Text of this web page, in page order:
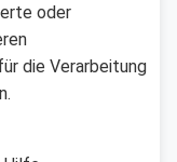
oder
die Verarbeitung